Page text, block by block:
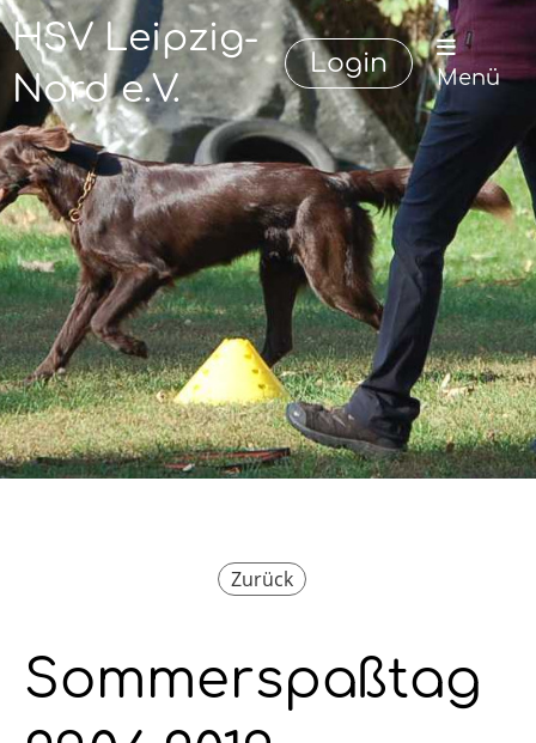
HSV Leipzig-
Nord e.V.
Login Menü
Zurück
Sommerspaßtag